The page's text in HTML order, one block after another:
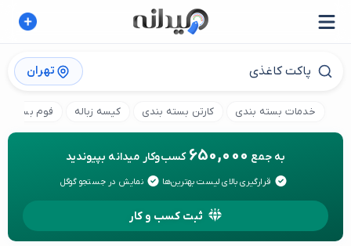
تهران
خدمات بسته بندی کارتن بسته بندی کیسه زباله فوم بسته
به جمع 650,000 کسب‌وکار میدانه بپیوندید
قرارگیری بالای لیست بهترین‌ها نمایش در جستجو گوگل
ثبت کسب و کار